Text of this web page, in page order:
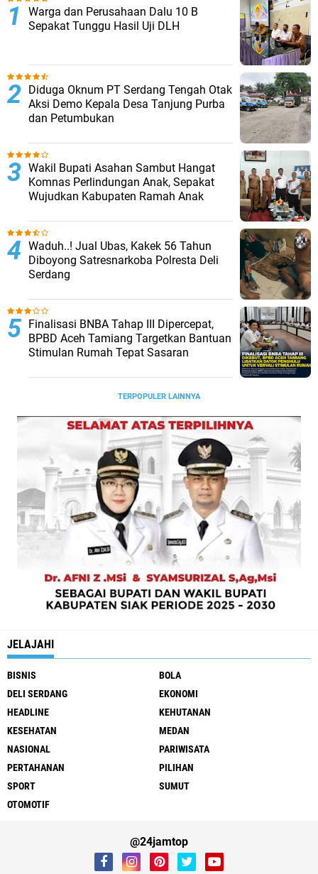
Warga dan Perusahaan Dalu 10 B
Sepakat Tunggu Hasil Uji DLH
Diduga Oknum PT Serdang Tengah Otak
Aksi Demo Kepala Desa Tanjung Purba
dan Petumbukan
Wakil Bupati Asahan Sambut Hangat
Komnas Perlindungan Anak, Sepakat
Wujudkan Kabupaten Ramah Anak
Waduh..! Jual Ubas, Kakek 56 Tahun
Diboyong Satresnarkoba Polresta Deli
Serdang
Finalisasi BNBA Tahap III Dipercepat,
BPBD Aceh Tamiang Targetkan Bantuan
Stimulan Rumah Tepat Sasaran
TERPOPULER LAINNYA
JELAJAHI
BISNIS
BOLA
DELI SERDANG
EKONOMI
HEADLINE
KEHUTANAN
KESEHATAN
MEDAN
NASIONAL
PARIWISATA
PERTAHANAN
PILIHAN
SPORT
SUMUT
OTOMOTIF
@24jamtop